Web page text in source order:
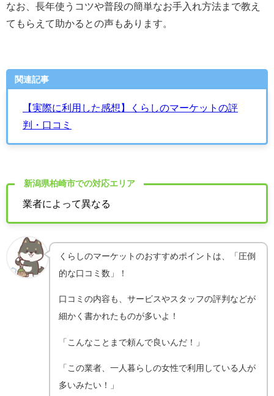
なお、長年使うコツや普段の簡単なお手入れ方法まで教え
てもらえて助かるとの声もあります。
関連記事
【実際に利用した感想】くらしのマーケットの評
判・口コミ
新潟県柏崎市での対応エリア
業者によって異なる
くらしのマーケットのおすすめポイントは、「圧倒
的な口コミ数」！
口コミの内容も、サービスやスタッフの評判などが
細かく書かれたものが多いよ！
「こんなことまで頼んで良いんだ！」
「この業者、一人暮らしの女性で利用している人が
多いみたい！」